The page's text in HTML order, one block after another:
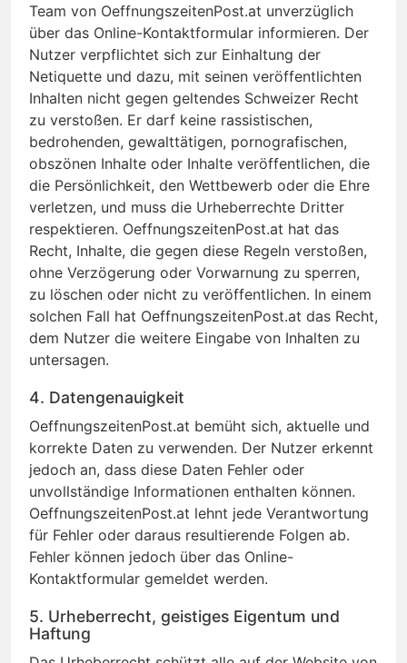
Team von OeffnungszeitenPost.at unverzüglich
über das Online-Kontaktformular informieren. Der
Nutzer verpflichtet sich zur Einhaltung der
Netiquette und dazu, mit seinen veröffentlichten
Inhalten nicht gegen geltendes Schweizer Recht
zu verstoßen. Er darf keine rassistischen,
bedrohenden, gewalttätigen, pornografischen,
obszönen Inhalte oder Inhalte veröffentlichen, die
die Persönlichkeit, den Wettbewerb oder die Ehre
verletzen, und muss die Urheberrechte Dritter
respektieren. OeffnungszeitenPost.at hat das
Recht, Inhalte, die gegen diese Regeln verstoßen,
ohne Verzögerung oder Vorwarnung zu sperren,
zu löschen oder nicht zu veröffentlichen. In einem
solchen Fall hat OeffnungszeitenPost.at das Recht,
dem Nutzer die weitere Eingabe von Inhalten zu
untersagen.
4. Datengenauigkeit
OeffnungszeitenPost.at bemüht sich, aktuelle und
korrekte Daten zu verwenden. Der Nutzer erkennt
jedoch an, dass diese Daten Fehler oder
unvollständige Informationen enthalten können.
OeffnungszeitenPost.at lehnt jede Verantwortung
für Fehler oder daraus resultierende Folgen ab.
Fehler können jedoch über das Online-
Kontaktformular gemeldet werden.
5. Urheberrecht, geistiges Eigentum und
Haftung